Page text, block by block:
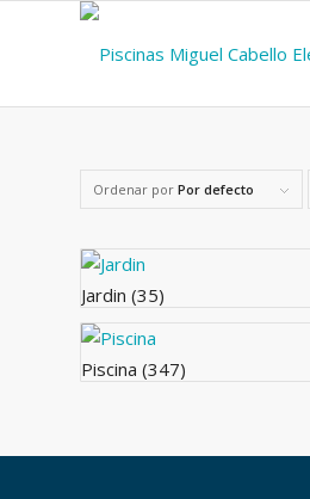
Ordenar por Por defecto
Jardin (35)
Piscina (347)